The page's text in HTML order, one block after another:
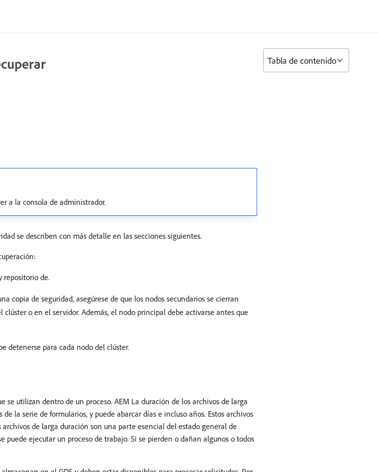
a la consola de administrador.
se describen con más detalle en las secciones siguientes.
repositorio de.
copia de seguridad, asegúrese de que los nodos secundarios se cierran
o en el servidor. Además, el nodo principal debe activarse antes que
detenerse para cada nodo del clúster.
utilizan dentro de un proceso. AEM La duración de los archivos de larga
la serie de formularios, y puede abarcar días e incluso años. Estos archivos
de larga duración son una parte esencial del estado general de
ejecutar un proceso de trabajo. Si se pierden o dañan algunos o todos
Tabla de contenido